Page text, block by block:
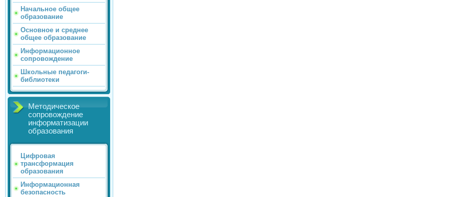
Начальное общее
образование
Основное и среднее
общее образование
Информационное
сопровождение
Школьные педагоги-
библиотеки
Методическое
сопровождение
информатизации
образования
Цифровая
трансформация
образования
Информационная
безопасность